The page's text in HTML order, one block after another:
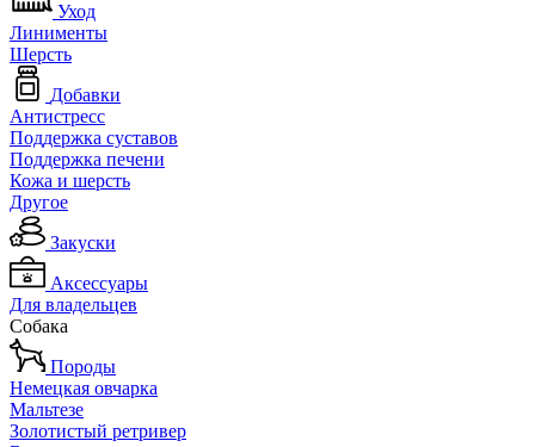
Уход
Линименты
Шерсть
Добавки
Антистресс
Поддержка суставов
Поддержка печени
Кожа и шерсть
Другое
Закуски
Аксессуары
Для владельцев
Собака
Породы
Немецкая овчарка
Мальтезе
Золотистый ретривер